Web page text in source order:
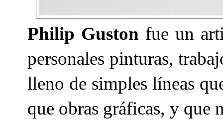
Philip Guston fue un
personales pinturas,
lleno de simples líneas
que obras gráficas, y que